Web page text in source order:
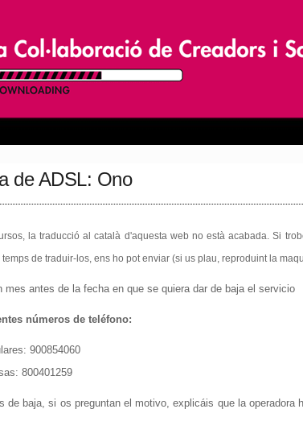
de ADSL: Ono
la traducció al català d'aquesta web no està acabada. Si
de traduir-los, ens ho pot enviar (si us plau, reproduint la
mes antes de la fecha en que se quiera dar de baja el servicio
números de teléfono:
900854060
800401259
de baja, si os preguntan el motivo, explicáis que la operadora